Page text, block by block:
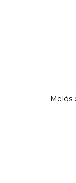
Melós